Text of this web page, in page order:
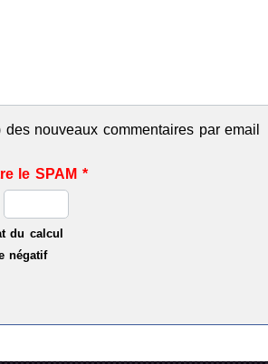
des nouveaux commentaires par email
le SPAM *
du calcul
négatif